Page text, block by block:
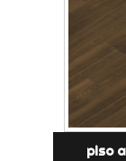
piso